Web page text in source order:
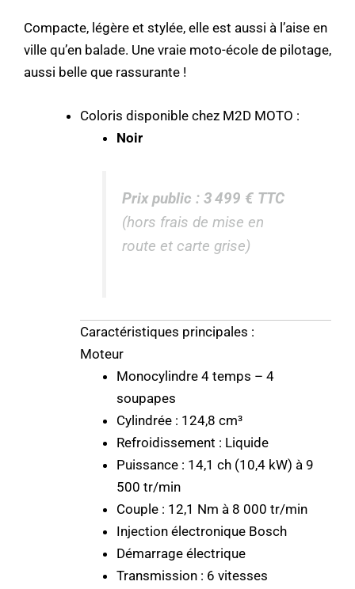
Compacte, légère et stylée, elle est aussi à l’aise en
ville qu’en balade. Une vraie moto-école de pilotage,
aussi belle que rassurante !
Coloris disponible chez M2D MOTO :
Noir
Prix public : 3 499 € TTC
(hors frais de mise en
route et carte grise)
Caractéristiques principales :
Moteur
Monocylindre 4 temps – 4
soupapes
Cylindrée : 124,8 cm³
Refroidissement : Liquide
Puissance : 14,1 ch (10,4 kW) à 9
500 tr/min
Couple : 12,1 Nm à 8 000 tr/min
Injection électronique Bosch
Démarrage électrique
Transmission : 6 vitesses